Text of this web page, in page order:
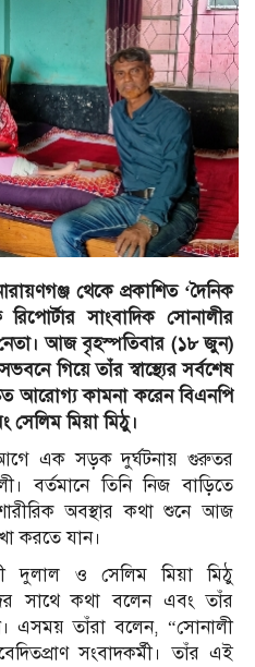
থেকে প্রকাশিত ‘দৈনিক
সাংবাদিক সোনালীর
নেতা। আজ বৃহস্পতিবার (১৮ জুন)
গিয়ে তাঁর স্বাস্থ্যের সর্বশেষ
আরোগ্য কামনা করেন বিএনপি
মিয়া মিঠু।
এক সড়ক দুর্ঘটনায় গুরুতর
বর্তমানে তিনি নিজ বাড়িতে
অবস্থার কথা শুনে আজ
করতে যান।
দুলাল ও সেলিম মিয়া মিঠু
সাথে কথা বলেন এবং তাঁর
এসময় তাঁরা বলেন, “সোনালী
সংবাদকর্মী। তাঁর এই